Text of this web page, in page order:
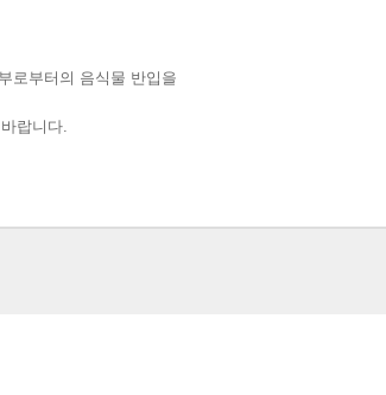
로부터의 음식물 반입을
랍니다.